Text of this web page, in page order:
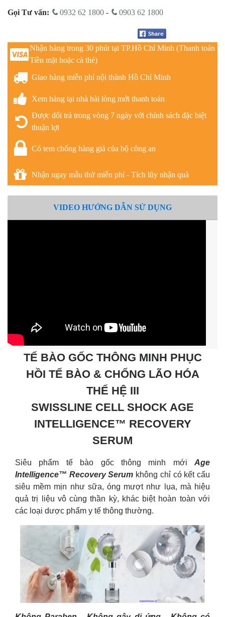
Gọi Tư vấn: 0932 62 1800 - 0903 62 1800
Nhận hàng trong 30 phút tại TP.Hồ Chí Minh (Thanh toán
Tiền mặt hoặc cà thẻ)
Giao hàng miễn phí nội thành Hồ Chí Minh
Xem hàng tại nhà hài lòng mới thanh toán
Được đổi trả trong vòng 7 ngày với chính sách đặc biệt
thuận lợi
Có tem chống hàng giả của bộ công an
Nhận ngay mẫu thử miễn phí - Tích lũy nhận quà
VIDEO HƯỚNG DẪN SỬ DỤNG
TẾ BÀO GỐC THÔNG MINH PHỤC
HỒI TẾ BÀO & CHỐNG LÃO HÓA
THẾ HỆ III
SWISSLINE CELL SHOCK AGE
INTELLIGENCE™ RECOVERY
SERUM
Siêu phẩm tế bào gốc thông minh mới Age
Intelligence™ Recovery Serum không chỉ có kết cấu
siêu mềm mịn như sữa, óng mượt như lụa, mà hiệu
quả trị liệu vô cùng thần kỳ, khác biệt hoàn toàn với
các loại dược phẩm y tế thông thường.